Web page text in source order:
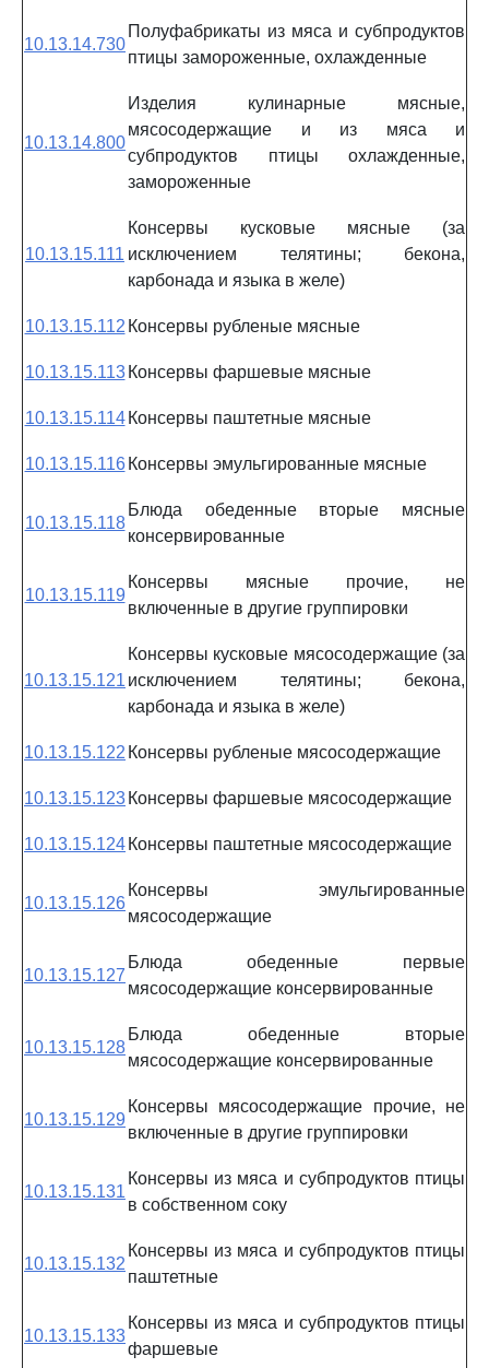
10.13.14.730
Полуфабрикаты из мяса и субпродуктов
птицы замороженные, охлажденные
10.13.14.800
Изделия кулинарные мясные,
мясосодержащие и из мяса и
субпродуктов птицы охлажденные,
замороженные
10.13.15.111
Консервы кусковые мясные (за
исключением телятины; бекона,
карбонада и языка в желе)
10.13.15.112 Консервы рубленые мясные
10.13.15.113 Консервы фаршевые мясные
10.13.15.114 Консервы паштетные мясные
10.13.15.116 Консервы эмульгированные мясные
10.13.15.118
Блюда обеденные вторые мясные
консервированные
10.13.15.119
Консервы мясные прочие, не
включенные в другие группировки
10.13.15.121
Консервы кусковые мясосодержащие (за
исключением телятины; бекона,
карбонада и языка в желе)
10.13.15.122 Консервы рубленые мясосодержащие
10.13.15.123 Консервы фаршевые мясосодержащие
10.13.15.124 Консервы паштетные мясосодержащие
10.13.15.126
Консервы эмульгированные
мясосодержащие
10.13.15.127
Блюда обеденные первые
мясосодержащие консервированные
10.13.15.128
Блюда обеденные вторые
мясосодержащие консервированные
10.13.15.129
Консервы мясосодержащие прочие, не
включенные в другие группировки
10.13.15.131
Консервы из мяса и субпродуктов птицы
в собственном соку
10.13.15.132
Консервы из мяса и субпродуктов птицы
паштетные
10.13.15.133
Консервы из мяса и субпродуктов птицы
фаршевые